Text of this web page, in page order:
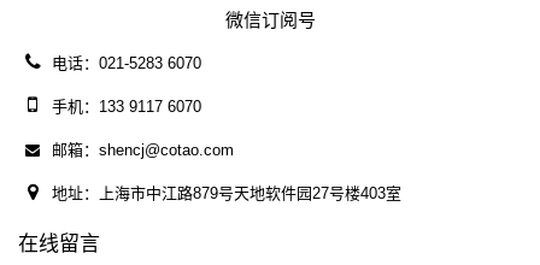
微信订阅号
电话：021-5283 6070
手机：133 9117 6070
邮箱：shencj@cotao.com
地址：上海市中江路879号天地软件园27号楼403室
在线留言